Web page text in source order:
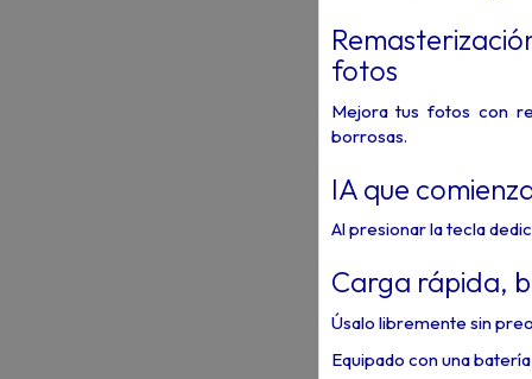
fotos
Mejora tus fotos con
borrosas.
IA que
Al presionar la tecla
Carga rápida,
Úsalo libremente sin
Equipado con una